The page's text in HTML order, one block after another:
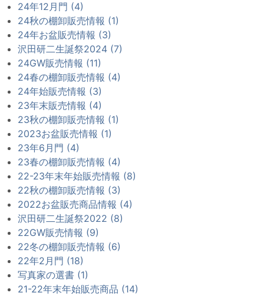
24年12月門 (4)
24秋の棚卸販売情報 (1)
24年お盆販売情報 (3)
沢田研二生誕祭2024 (7)
24GW販売情報 (11)
24春の棚卸販売情報 (4)
24年始販売情報 (3)
23年末販売情報 (4)
23秋の棚卸販売情報 (1)
2023お盆販売情報 (1)
23年6月門 (4)
23春の棚卸販売情報 (4)
22-23年末年始販売情報 (8)
22秋の棚卸販売情報 (3)
2022お盆販売商品情報 (4)
沢田研二生誕祭2022 (8)
22GW販売情報 (9)
22冬の棚卸販売情報 (6)
22年2月門 (18)
写真家の選書 (1)
21-22年末年始販売商品 (14)